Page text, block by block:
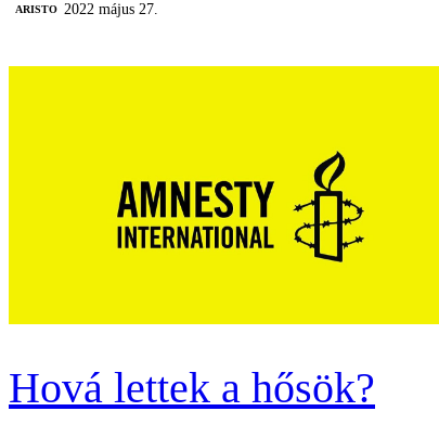
ARISTO 2022 május 27.
Hová lettek a hősök?